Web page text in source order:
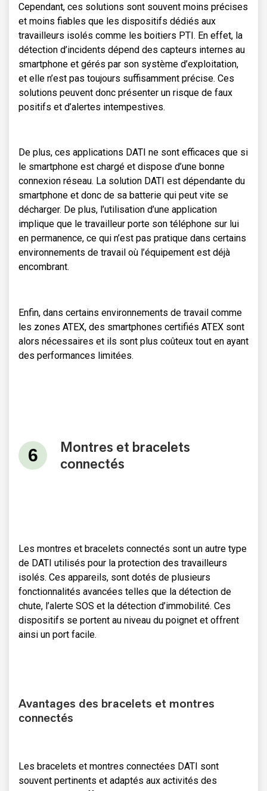
Cependant, ces solutions sont souvent moins précises
et moins fiables que les dispositifs dédiés aux
travailleurs isolés comme les boitiers PTI. En effet, la
détection d’incidents dépend des capteurs internes au
smartphone et gérés par son système d’exploitation,
et elle n’est pas toujours suffisamment précise. Ces
solutions peuvent donc présenter un risque de faux
positifs et d’alertes intempestives.
De plus, ces applications DATI ne sont efficaces que si
le smartphone est chargé et dispose d’une bonne
connexion réseau. La solution DATI est dépendante du
smartphone et donc de sa batterie qui peut vite se
décharger. De plus, l’utilisation d’une application
implique que le travailleur porte son téléphone sur lui
en permanence, ce qui n’est pas pratique dans certains
environnements de travail où l’équipement est déjà
encombrant.
Enfin, dans certains environnements de travail comme
les zones ATEX, des smartphones certifiés ATEX sont
alors nécessaires et ils sont plus coûteux tout en ayant
des performances limitées.
Montres et bracelets
connectés
Les montres et bracelets connectés sont un autre type
de DATI utilisés pour la protection des travailleurs
isolés. Ces appareils, sont dotés de plusieurs
fonctionnalités avancées telles que la détection de
chute, l’alerte SOS et la détection d’immobilité. Ces
dispositifs se portent au niveau du poignet et offrent
ainsi un port facile.
Avantages des bracelets et montres
connectés
Les bracelets et montres connectées DATI sont
souvent pertinents et adaptés aux activités des